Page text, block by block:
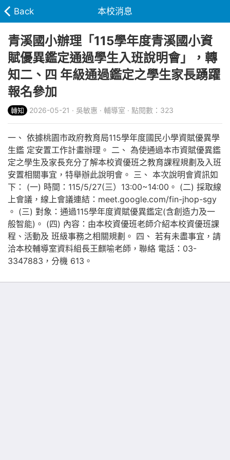
Back 本校消息
青溪國小辦理「115學年度青溪國小資
賦優異鑑定通過學生入班說明會」，轉
知二、四 年級通過鑑定之學生家長踴躍
報名參加
轉知 2026-05-21 · 吳敏惠 · 輔導室 · 點閱數：323
一、 依據桃園市政府教育局115學年度國民小學資賦優異學
生鑑 定安置工作計畫辦理。 二、 為使通過本市資賦優異鑑
定之學生及家長充分了解本校資優班之教育課程規劃及入班
安置相關事宜，特舉辦此說明會。 三、 本次說明會資訊如
下： (一) 時間：115/5/27(三）13:00~14:00。 (二) 採取線
上會議，線上會議連結：meet.google.com/fin-jhop-sgy
。 (三) 對象：通過115學年度資賦優異鑑定(含創造力及一
般智能)。 (四) 內容：由本校資優班老師介紹本校資優班課
程、活動及 班級事務之相關規劃。 四、 若有未盡事宜，請
洽本校輔導室資料組長王麒喻老師，聯絡 電話：03-
3347883，分機 613。